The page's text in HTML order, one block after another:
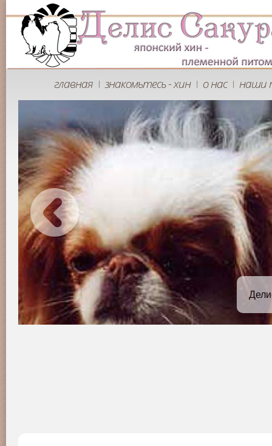
главная | знакомьтесь - хин | о нас | наши